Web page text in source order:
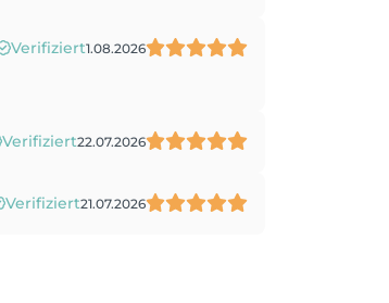
Verifiziert1.08.2026
Verifiziert22.07.2026
Verifiziert21.07.2026